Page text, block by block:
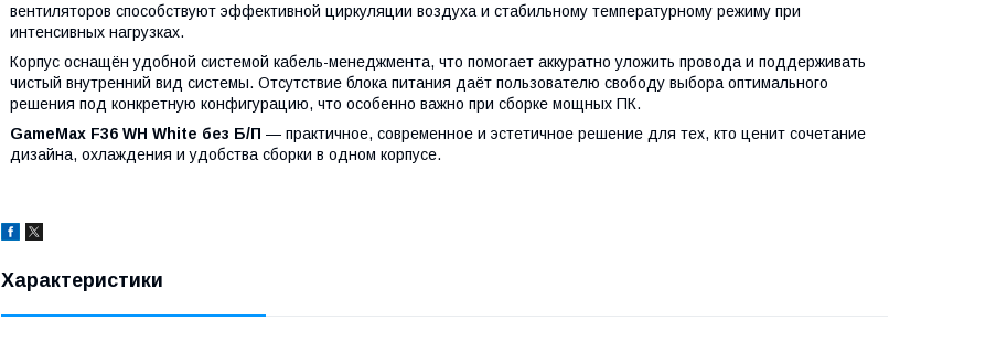
вентиляторов способствуют эффективной циркуляции воздуха и стабильному температурному режиму при
интенсивных нагрузках.
Корпус оснащён удобной системой кабель-менеджмента, что помогает аккуратно уложить провода и поддерживать
чистый внутренний вид системы. Отсутствие блока питания даёт пользователю свободу выбора оптимального
решения под конкретную конфигурацию, что особенно важно при сборке мощных ПК.
GameMax F36 WH White без Б/П — практичное, современное и эстетичное решение для тех, кто ценит сочетание
дизайна, охлаждения и удобства сборки в одном корпусе.
Характеристики